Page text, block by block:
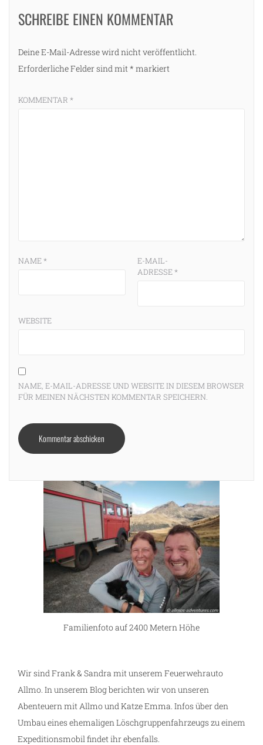
SCHREIBE EINEN KOMMENTAR
Deine E-Mail-Adresse wird nicht veröffentlicht.
Erforderliche Felder sind mit * markiert
KOMMENTAR *
NAME*
E-MAIL-
ADRESSE*
WEBSITE
NAME, E-MAIL-ADRESSE UND WEBSITE IN DIESEM BROWSER
FÜR MEINEN NÄCHSTEN KOMMENTAR SPEICHERN.
Familienfoto auf 2400 Metern Höhe
Wir sind Frank & Sandra mit unserem Feuerwehrauto
Allmo. In unserem Blog berichten wir von unseren
Abenteuern mit Allmo und Katze Emma. Infos über den
Umbau eines ehemaligen Löschgruppenfahrzeugs zu einem
Expeditionsmobil findet ihr ebenfalls.